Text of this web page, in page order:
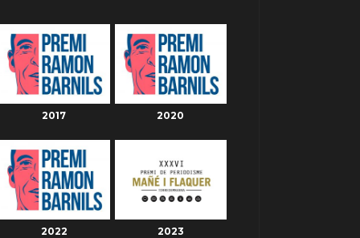
2017 2020
2022 2023